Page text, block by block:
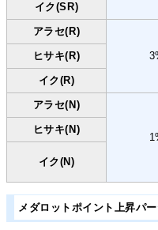
イク(SR)
アラセ(R)
ヒサキ(R)
イク(R)
アラセ(N)
ヒサキ(N)
イク(N)
メダロットポイント上昇パ